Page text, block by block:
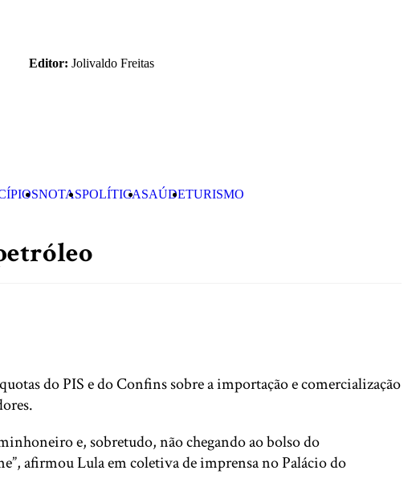
Editor: Jolivaldo Freitas
NOTASPOLÍTICASAÚDETURISMO
do PIS e do Confins sobre a importação e comercialização
e, sobretudo, não chegando ao bolso do
afirmou Lula em coletiva de imprensa no Palácio do